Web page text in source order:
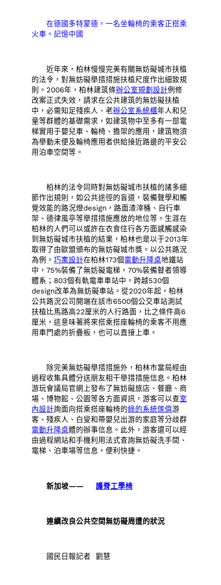
在德國多特蒙德，一名坐輪椅的乘客正搭乘
火車。記憶中國
近年來，柏林慢慢完美有關無妨礙城市扶植
的法令，對無妨礙舉措措施扶植尺度作出細致規
則。2006年，柏林建筑條辦公室規劃設計例修
改案正式失效，請求在公共建筑的無妨礙扶植
中，必需知足殘疾人、老辦公室系統櫃年人和兒
童等群體的基礎需求，如建筑物中至多有一部電
梯實用于嬰兒車、輪椅、擔架的應用，建筑物須
為舉動未便及輪椅應用者供給接近路邊的平安公
用泊車空間等。
柏林的法令同時對無妨礙城市扶植的諸多細
節作出規則，如公共途徑的盲道，裝備聲學和觸
覺效能的路況燈design，路面渣滓桶、自行車
架、德律風亭等舉措措施應放的地位等。生涯在
柏林的人們可以或許在衣食住行各方面感觸感染
到無妨礙城市扶植的結果，柏林也是以于2013年
取得了由歐盟頒布的無妨礙城市獎。以公共路況
為例，巧寓設計在柏林173個電動升降桌地鐵站
中，75%裝備了無妨礙電梯，70%裝備瞽者領導
體系；803個有軌電車車站中，跨越530個
design改革為無妨礙車站。從2020年起，柏林
公共路況公司開端在該市6500個公交車站測試
扶植比馬路高22厘米的人行路面，比之條件高6
厘米，這意味著將來搭乘搭座輪椅的乘客不用應
用車門處的折疊板，也可以直接上車。
除完美無妨礙舉措措施外，柏林市當局經由
過程收集具體分送朋友相干舉措措施信息。柏林
游玩會議局官網上發布了無妨礙旅店、餐廳、商
場、博物館、公園等各方面資訊，游客可以查室
內設計詢面向搭乘搭座輪椅的綠的系統傢俱游
客、殘疾人、白叟和帶嬰兒出游的家庭等分歧群
電動升降桌體的辦事信息。此外，游客還可以經
由過程網站和手機利用法式查詢無妨礙洗手間、
電梯、泊車場等信息，便利快捷。
新加坡——護脊工學椅
連續改良公共空間無妨礙周遭的狀況
國民日報記者 劉慧